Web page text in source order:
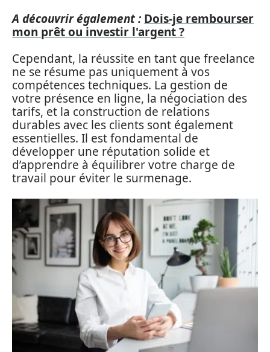
A découvrir également : Dois-je rembourser
mon prêt ou investir l'argent ?
Cependant, la réussite en tant que freelance
ne se résume pas uniquement à vos
compétences techniques. La gestion de
votre présence en ligne, la négociation des
tarifs, et la construction de relations
durables avec les clients sont également
essentielles. Il est fondamental de
développer une réputation solide et
d’apprendre à équilibrer votre charge de
travail pour éviter le surmenage.